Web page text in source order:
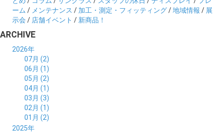
ーム / メンテナンス / 加工・測定・フィッティング/地域情報 / 展
示会 / 店舗イベント / 新商品！
ARCHIVE
2026年
07月 (2)
06月 (1)
05月 (2)
04月 (1)
03月 (3)
02月 (1)
01月 (2)
2025年